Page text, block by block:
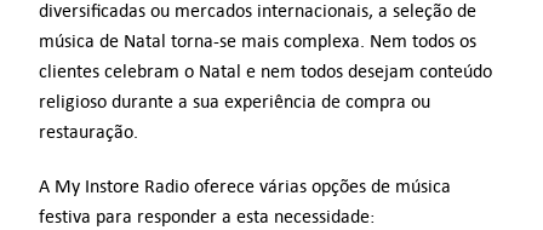
diversificadas ou mercados internacionais, a seleção de
música de Natal torna-se mais complexa. Nem todos os
clientes celebram o Natal e nem todos desejam conteúdo
religioso durante a sua experiência de compra ou
restauração.
A My Instore Radio oferece várias opções de música
festiva para responder a esta necessidade: